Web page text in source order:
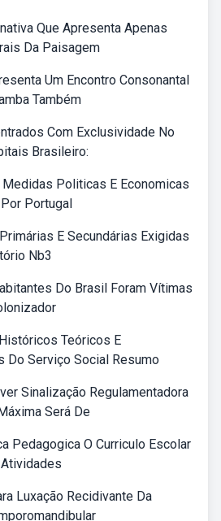
Que Apresenta Apenas
Da Paisagem
Um Encontro Consonantal
Também
Com Exclusividade No
Brasileiro:
Politicas E Economicas
Portugal
E Secundárias Exigidas
Nb3
Do Brasil Foram Vítimas
Teóricos E
Do Serviço Social Resumo
Sinalização Regulamentadora
Será De
Pedagogica O Curriculo Escolar
Luxação Recidivante Da